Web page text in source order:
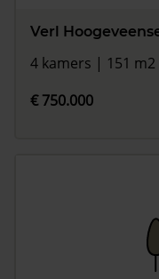
Verl
4 kamers | 151 m2
€ 750.000